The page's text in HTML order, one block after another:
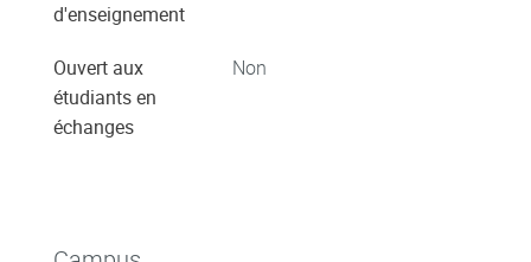
d'enseignement
Ouvert aux
étudiants en
échanges
Non